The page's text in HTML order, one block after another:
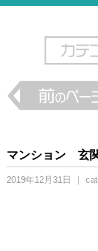
マンション 玄
2019年12月31日